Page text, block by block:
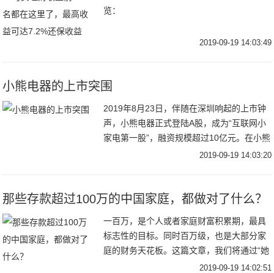
览：
2019-09-19 14:03:49
小熊电器的上市突围
2019年8月23日，伴随在深圳响起的上市钟
声，小熊电器正式登陆A股，成为“互联网小
家电第一股”，融资规模超过10亿元。在小熊
电器的主营业务中，2018年厨房小家电营收
2019-09-19 14:03:20
那些存款超过100万的中国家庭，都做对了什么？
一百万，是个人或者家庭财富积累期，最具
标志性的目标。同时百万级，也是大部分家
庭的财务天花板。这篇文章，我们将通过“她
理财”社区积累的200多个真实故事，和数万
2019-09-19 14:02:51